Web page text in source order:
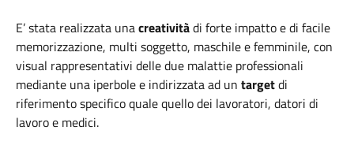
E’ stata realizzata unacreativitàdi forte impatto e di facile
memorizzazione, multi soggetto, maschile e femminile, con
visual rappresentativi delle due malattie professionali
mediante una iperbole e indirizzata ad un targetdi
riferimento specifico quale quello dei lavoratori, datori di
lavoro e medici.